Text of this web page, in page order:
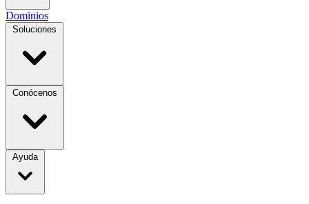
Dominios
Soluciones
Conócenos
Ayuda